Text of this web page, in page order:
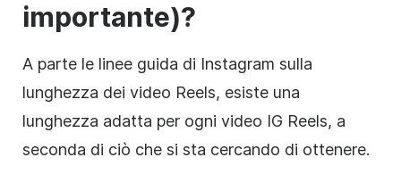
importante)?
A parte le linee guida di Instagram sulla
lunghezza dei video Reels, esiste una
lunghezza adatta per ogni video IG Reels, a
seconda di ciò che si sta cercando di ottenere.